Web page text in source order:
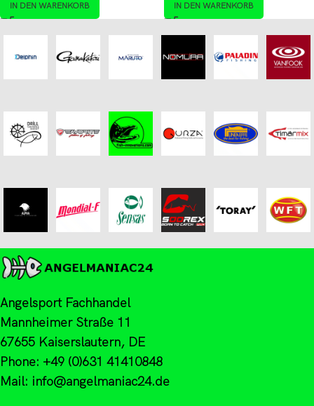
IN DEN WARENKORB
IN DEN WARENKORB
Angelsport Fachhandel
Mannheimer Straße 11
67655 Kaiserslautern, DE
Phone: +49 (0)631 41410848
Mail: info@angelmaniac24.de